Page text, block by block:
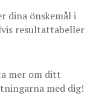
dina önskemål i
resultattabeller
mer om ditt
med dig!